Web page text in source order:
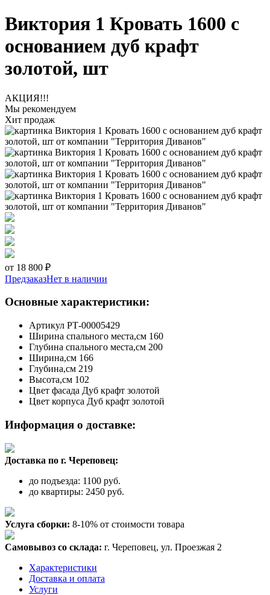
Виктория 1 Кровать 1600 с
основанием дуб крафт
золотой, шт
АКЦИЯ!!!
Мы рекомендуем
Хит продаж
от 18 800 ₽
ПредзаказНет в наличии
Основные характеристики:
Артикул РТ-00005429
Ширина спального места,см 160
Глубина спального места,см 200
Ширина,см 166
Глубина,см 219
Высота,см 102
Цвет фасада Дуб крафт золотой
Цвет корпуса Дуб крафт золотой
Информация о доставке:
Доставка по г. Череповец:
до подъезда: 1100 руб.
до квартиры: 2450 руб.
Услуга сборки: 8-10% от стоимости товара
Самовывоз со склада: г. Череповец, ул. Проезжая 2
Характеристики
Доставка и оплата
Услуги